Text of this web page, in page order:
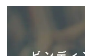
011artistic